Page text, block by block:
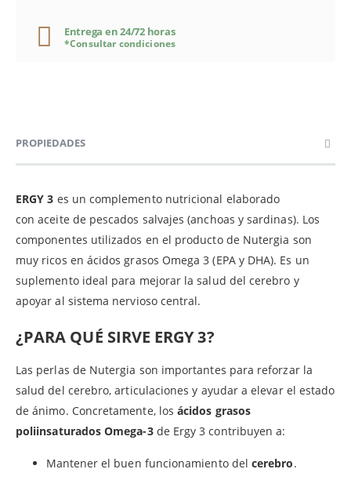
Entrega en 24/72 horas
*Consultar condiciones
PROPIEDADES
ERGY 3 es un complemento nutricional elaborado
con aceite de pescados salvajes (anchoas y sardinas). Los
componentes utilizados en el producto de Nutergia son
muy ricos en ácidos grasos Omega 3 (EPA y DHA). Es un
suplemento ideal para mejorar la salud del cerebro y
apoyar al sistema nervioso central.
¿PARA QUÉ SIRVE ERGY 3?
Las perlas de Nutergia son importantes para reforzar la
salud del cerebro, articulaciones y ayudar a elevar el estado
de ánimo. Concretamente, losácidos grasos
poliinsaturados Omega-3de Ergy 3 contribuyen a:
Mantener el buen funcionamiento delcerebro.